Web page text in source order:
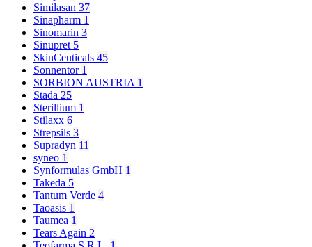
Similasan 37
Sinapharm 1
Sinomarin 3
Sinupret 5
SkinCeuticals 45
Sonnentor 1
SORBION AUSTRIA 1
Stada 25
Sterillium 1
Stilaxx 6
Strepsils 3
Supradyn 11
syneo 1
Synformulas GmbH 1
Takeda 5
Tantum Verde 4
Taoasis 1
Taumea 1
Tears Again 2